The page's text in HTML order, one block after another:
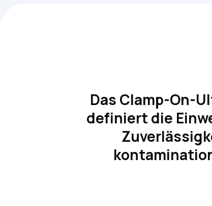
Das Clamp-On-
definiert die